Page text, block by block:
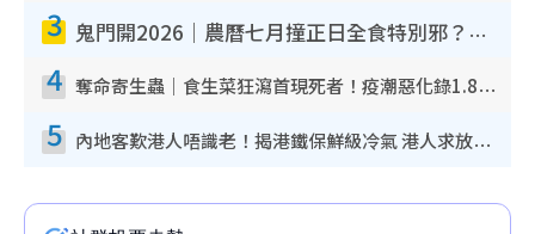
3 鬼門開2026｜農曆七月撞正日全食特別邪？專家警告切忌做一事！揭4大禁忌+2招保平安
4 奪命寄生蟲｜食生菜狂瀉首現死者！疫潮惡化錄1.8萬宗病例 揭洗菜3大謬誤
5 內地客歎港人唔識老！揭港鐵保鮮級冷氣 港人求放過：咪投訴